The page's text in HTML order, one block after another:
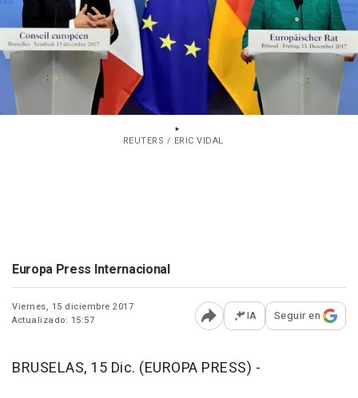
REUTERS / ERIC VIDAL
Europa Press Internacional
Viernes, 15 diciembre 2017
Actualizado: 15:57
Abrir opciones para
IA Seguir en
BRUSELAS, 15 Dic. (EUROPA PRESS) -